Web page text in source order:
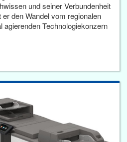
und seiner Verbundenheit
den Wandel vom regionalen
agierenden Technologiekonzern